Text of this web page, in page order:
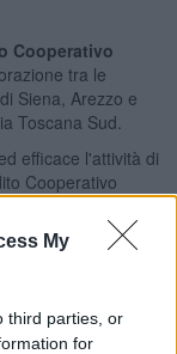
My
third parties, or
for
Cooperativo
tra le
Siena, Arezzo e
Toscana Sud.
efficace l'attività di
Cooperativo
Questo anche
BancaImpresa,
l'azione